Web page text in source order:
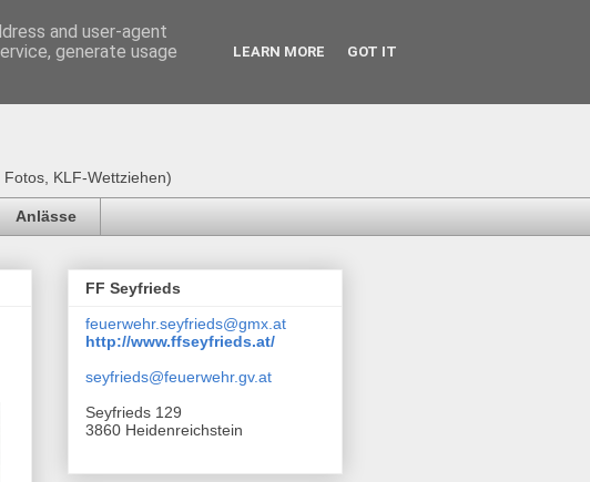
KLF-Wettziehen)
Anlässe
FF Seyfrieds
feuerwehr.seyfrieds@gmx.at
http://www.ffseyfrieds.at/
seyfrieds@feuerwehr.gv.at
Seyfrieds 129
3860 Heidenreichstein
and user-agent
generate usage
LEARN MORE GOT IT